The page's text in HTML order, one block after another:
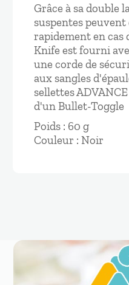
Grâce à sa double
suspentes
rapidement en cas
Knife est fourni
une corde de
aux sangles
sellettes
d'un Bullet-Toggle
Poids : 60 g
Couleur : Noir